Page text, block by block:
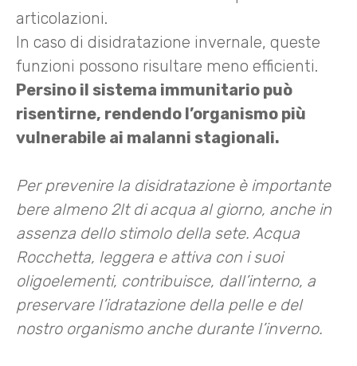
articolazioni.
In caso di disidratazione invernale, queste
funzioni possono risultare meno efficienti.
Persino il sistema immunitario può
risentirne, rendendo l’organismo più
vulnerabile ai malanni stagionali.
Per prevenire la disidratazione è importante
bere almeno 2lt di acqua al giorno, anche in
assenza dello stimolo della sete. Acqua
Rocchetta, leggera e attiva con i suoi
oligoelementi, contribuisce, dall’interno, a
preservare l’idratazione della pelle e del
nostro organismo anche durante l’inverno.